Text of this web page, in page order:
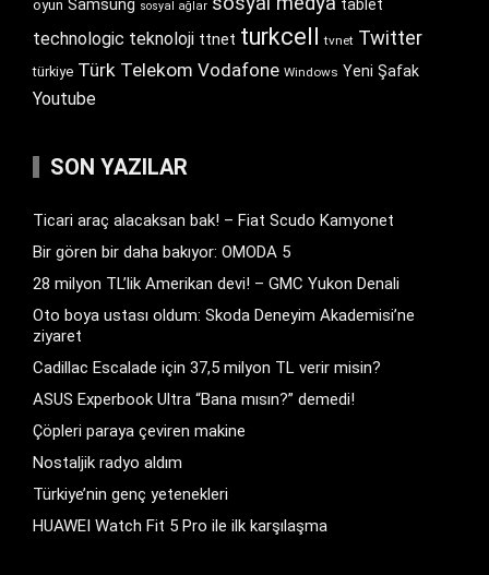
oyun Samsung sosyal ağlar tablet
technologic teknoloji ttnet turkcell tvnet Twitter
türkiye Türk Telekom Vodafone Windows Yeni Şafak
Youtube
SON YAZILAR
Ticari araç alacaksan bak! – Fiat Scudo Kamyonet
Bir gören bir daha bakıyor: OMODA 5
28 milyon TL’lik Amerikan devi! – GMC Yukon Denali
Oto boya ustası oldum: Skoda Deneyim Akademisi’ne
ziyaret
Cadillac Escalade için 37,5 milyon TL verir misin?
ASUS Experbook Ultra “Bana mısın?” demedi!
Çöpleri paraya çeviren makine
Nostaljik radyo aldım
Türkiye’nin genç yetenekleri
HUAWEI Watch Fit 5 Pro ile ilk karşılaşma